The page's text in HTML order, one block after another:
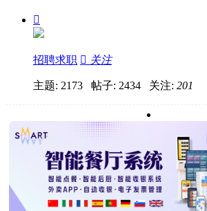

招聘求职  关注
主题: 2173 帖子: 2434 关注: 201